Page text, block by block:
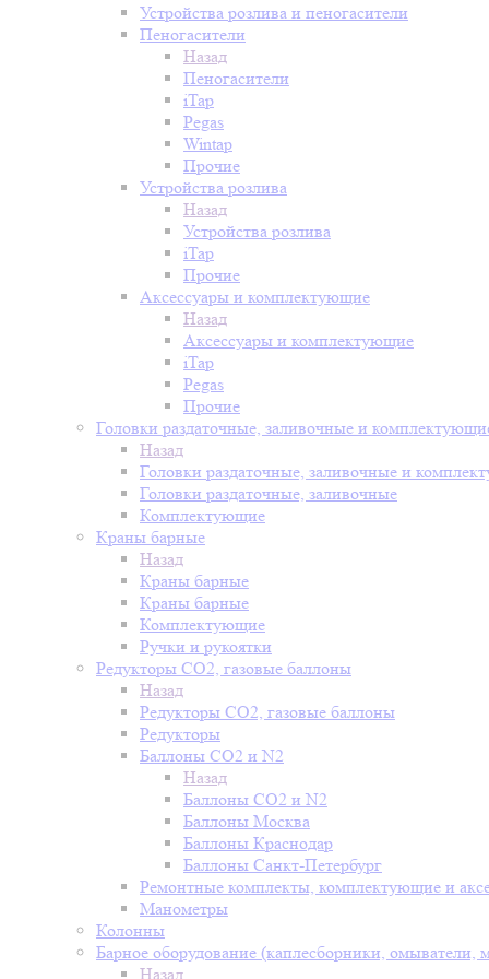
Устройства розлива и пеногасители
Пеногасители
Назад
Пеногасители
iTap
Pegas
Wintap
Прочие
Устройства розлива
Назад
Устройства розлива
iTap
Прочие
Аксессуары и комплектующие
Назад
Аксессуары и комплектующие
iTap
Pegas
Прочие
Головки раздаточные, заливочные и
Назад
Головки раздаточные, заливочные и
Головки раздаточные, заливочные
Комплектующие
Краны барные
Назад
Краны барные
Краны барные
Комплектующие
Ручки и рукоятки
Редукторы СО2, газовые баллоны
Назад
Редукторы СО2, газовые баллоны
Редукторы
Баллоны СО2 и N2
Назад
Баллоны СО2 и N2
Баллоны Москва
Баллоны Краснодар
Баллоны Санкт-Петербург
Ремонтные комплекты, комплектующие и
Манометры
Колонны
Барное оборудование (каплесборники, омыватели,
Назад